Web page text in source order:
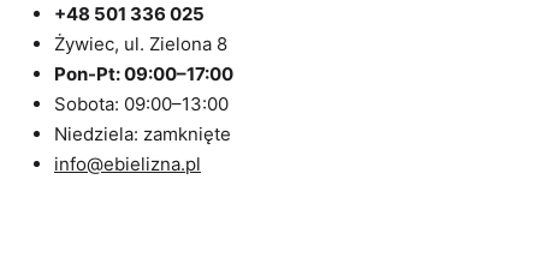
+48 501 336 025
Żywiec, ul. Zielona 8
Pon-Pt: 09:00–17:00
Sobota: 09:00–13:00
Niedziela: zamknięte
info@ebielizna.pl